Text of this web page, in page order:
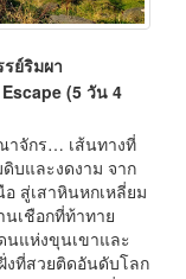
ย์ริมผา
(5 วัน 4
าจักร… เส้นทางที่
บและงดงาม จาก
สู่เสาหินหกเหลี่ยม
นเชือกที่ท้าทาย
นแห่งขุนเขาและ
งที่สวยติดอันดับโลก